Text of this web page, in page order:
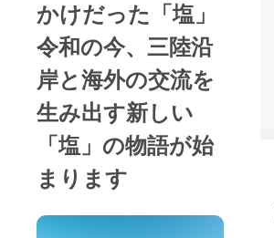
かけだった「塩」
令和の今、三陸沿
岸と海外の交流を
生み出す新しい
「塩」の物語が始
まります